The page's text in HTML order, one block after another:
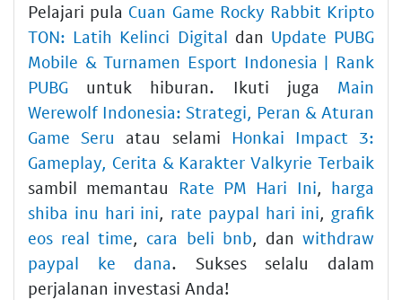
Pelajari pula Cuan Game Rocky Rabbit Kripto
TON: Latih Kelinci Digital dan Update PUBG
Mobile & Turnamen Esport Indonesia | Rank
PUBG untuk hiburan. Ikuti juga Main
Werewolf Indonesia: Strategi, Peran & Aturan
Game Seru atau selami Honkai Impact 3:
Gameplay, Cerita & Karakter Valkyrie Terbaik
sambil memantau Rate PM Hari Ini, harga
shiba inu hari ini, rate paypal hari ini, grafik
eos real time, cara beli bnb, danwithdraw
paypal ke dana. Sukses selalu dalam
perjalanan investasi Anda!